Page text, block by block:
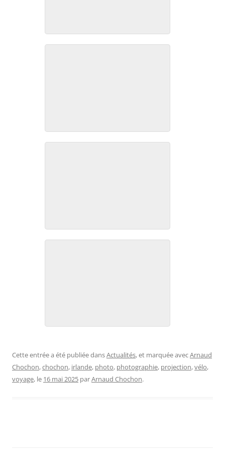
Cette entrée a été publiée dansActualités, et marquée avecArnaud
Chochon,chochon, irlande, photo, photographie, projection,vélo,
voyage, le 16 mai 2025 parArnaud Chochon.